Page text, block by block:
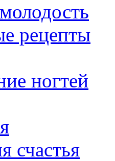
рецепты
ногтей
счастья